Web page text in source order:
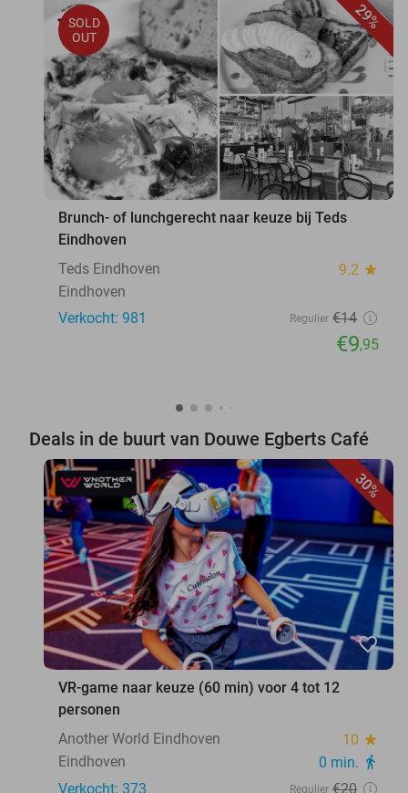
29%
SOLD
OUT
Brunch- of lunchgerecht naar keuze bij Teds
Eindhoven
Teds Eindhoven
9.2 star
Eindhoven
Verkocht: 981
Regulier €14
€9,95
Deals in de buurt van Douwe Egberts Café
30%
favorite_border
VR-game naar keuze (60 min) voor 4 tot 12
personen
Another World Eindhoven
10 star
Eindhoven 0 min. directions_walk
Verkocht: 373 Regulier €20